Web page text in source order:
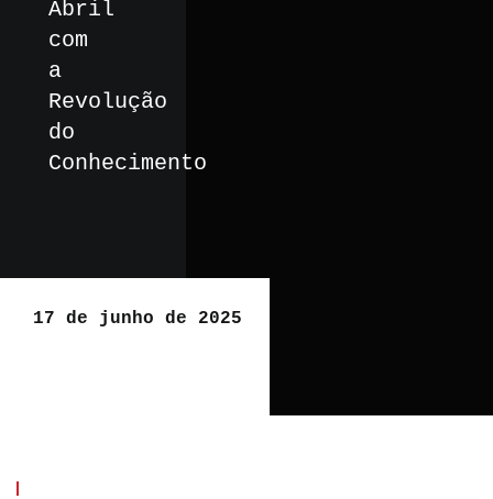
Abril
com
a
Revolução
do
Conhecimento
17 de junho de 2025